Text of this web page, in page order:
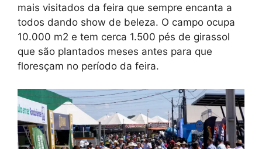
mais visitados da feira que sempre encanta a
todos dando show de beleza. O campo ocupa
10.000 m2 e tem cerca 1.500 pés de girassol
que são plantados meses antes para que
floresçam no período da feira.